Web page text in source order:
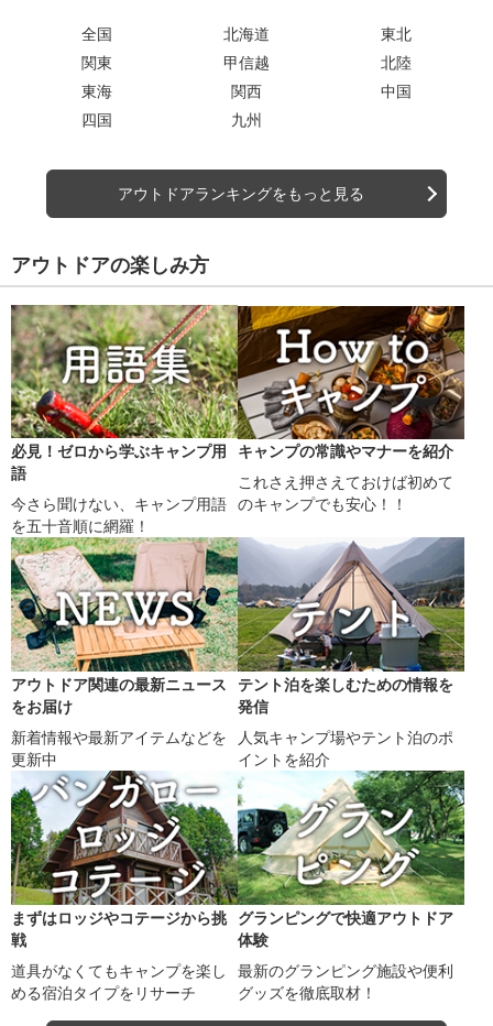
全国 北海道
東北
関東
甲信越
北陸
東海
関西
中国
四国
九州
アウトドアランキングをもっと見る
アウトドアの楽しみ方
必見！ゼロから学ぶキャンプ用
語
今さら聞けない、キャンプ用語
を五十音順に網羅！
キャンプの常識やマナーを紹介
これさえ押さえておけば初めて
のキャンプでも安心！！
アウトドア関連の最新ニュース
をお届け
新着情報や最新アイテムなどを
更新中
テント泊を楽しむための情報を
発信
人気キャンプ場やテント泊のポ
イントを紹介
まずはロッジやコテージから挑
戦
道具がなくてもキャンプを楽し
める宿泊タイプをリサーチ
グランピングで快適アウトドア
体験
最新のグランピング施設や便利
グッズを徹底取材！